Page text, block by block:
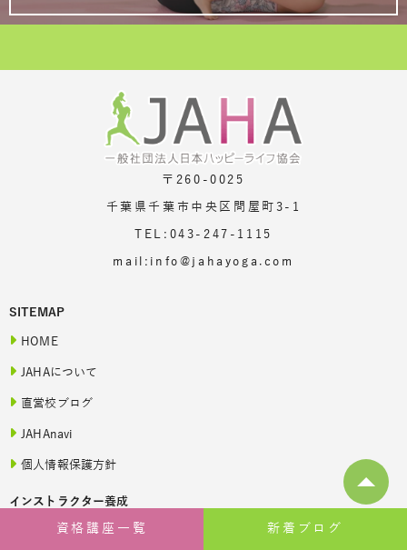
〒260-0025
千葉県千葉市中央区問屋町3-1
TEL:043-247-1115
mail:info@jahayoga.com
SITEMAP
HOME
JAHAについて
直営校ブログ
JAHAnavi
個人情報保護方針
インストラクター養成
JAHA資格講座一覧 新着ブログ
資格講座一覧